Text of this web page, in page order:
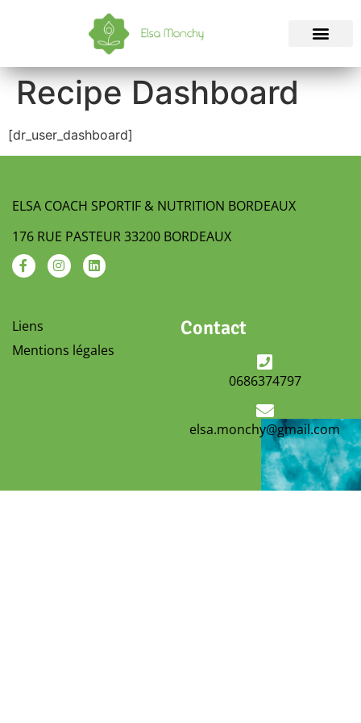
Recipe Dashboard
[dr_user_dashboard]
ELSA COACH SPORTIF & NUTRITION BORDEAUX
176 RUE PASTEUR 33200 BORDEAUX
Liens
Mentions légales
Contact
0686374797
elsa.monchy@gmail.com